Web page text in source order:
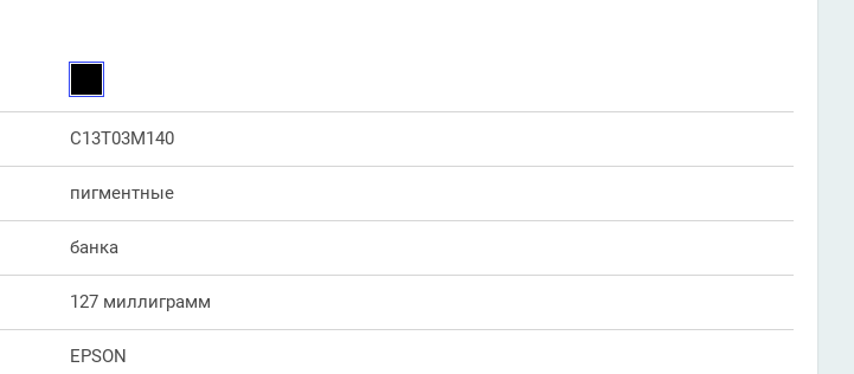
C13T03M140
пигментные
банка
127 миллиграмм
EPSON